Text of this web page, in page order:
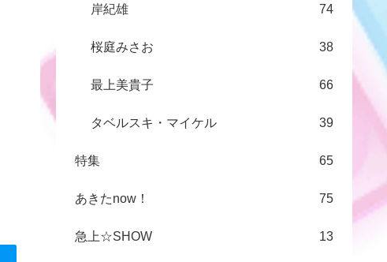
岸紀雄 74
桜庭みさお 38
最上美貴子 66
タベルスキ・マイケル 39
特集 65
あきたnow！ 75
急上☆SHOW 13